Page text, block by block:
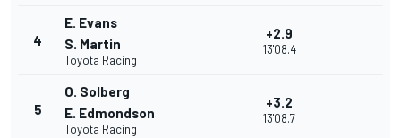
4
E. Evans
S. Martin
Toyota Racing
+2.9
13'08.4
5
O. Solberg
E. Edmondson
Toyota Racing
+3.2
13'08.7